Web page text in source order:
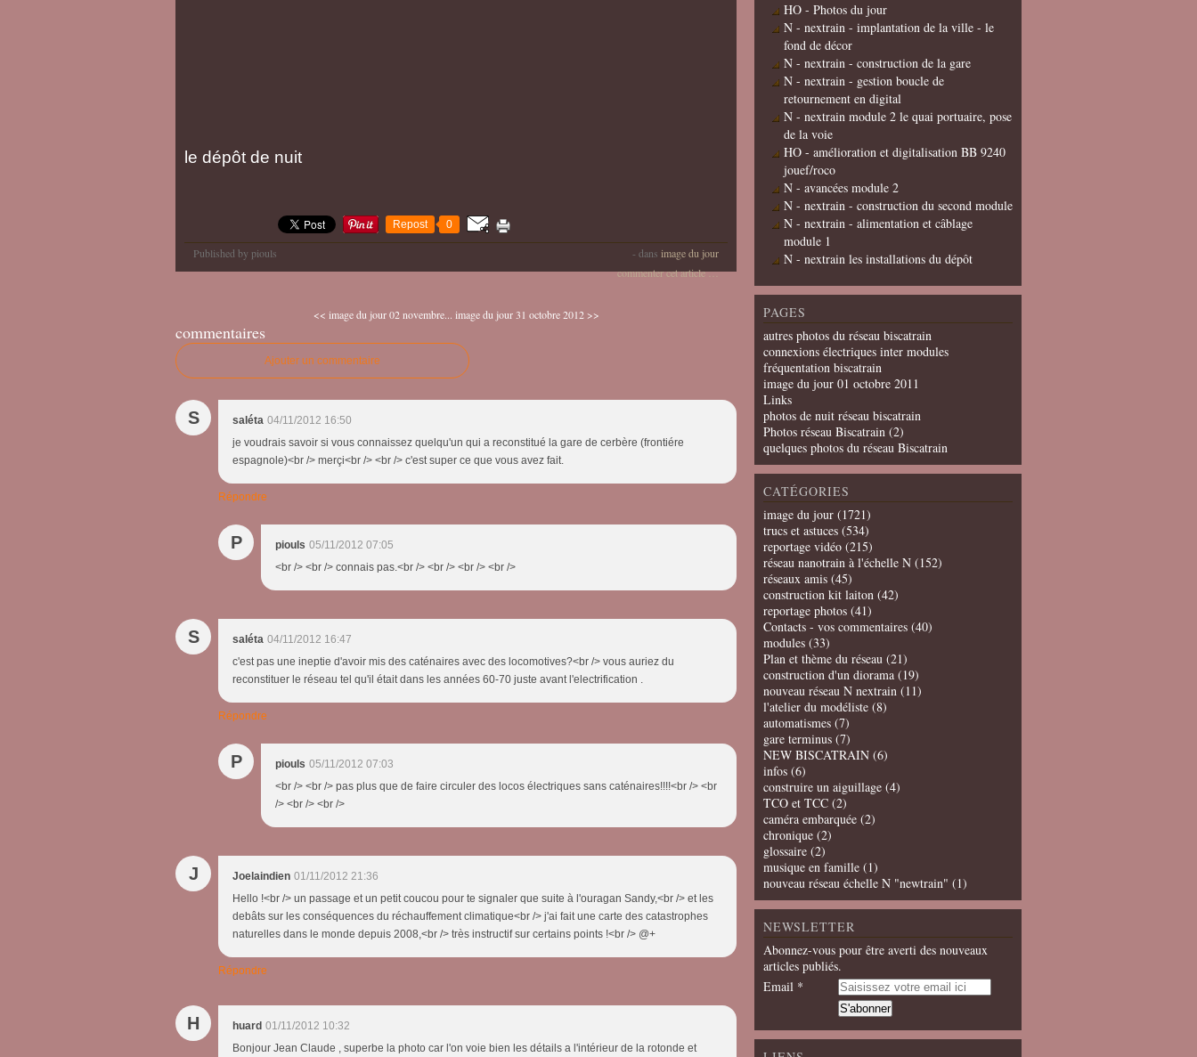
le dépôt de nuit
Repost 0
Published by piouls - dans image du jour
commenter cet article…
<< image du jour 02 novembre... image du jour 31 octobre 2012 >>
commentaires
Ajouter un commentaire
S saléta 04/11/2012 16:50
je voudrais savoir si vous connaissez quelqu'un qui a reconstitué la gare de cerbère (frontiére
espagnole)<br /> merçi<br /> <br /> c'est super ce que vous avez fait.
Répondre
P piouls 05/11/2012 07:05
<br /> <br /> connais pas.<br /> <br /> <br /> <br />
S saléta 04/11/2012 16:47
c'est pas une ineptie d'avoir mis des caténaires avec des locomotives?<br /> vous auriez du
reconstituer le réseau tel qu'il était dans les années 60-70 juste avant l'electrification .
Répondre
P piouls 05/11/2012 07:03
<br /> <br /> pas plus que de faire circuler des locos électriques sans caténaires!!!!<br /> <br
/> <br /> <br />
J Joelaindien 01/11/2012 21:36
Hello !<br /> un passage et un petit coucou pour te signaler que suite à l'ouragan Sandy,<br /> et les
debâts sur les conséquences du réchauffement climatique<br /> j'ai fait une carte des catastrophes
naturelles dans le monde depuis 2008,<br /> très instructif sur certains points !<br /> @+
Répondre
H huard 01/11/2012 10:32
Bonjour Jean Claude , superbe la photo car l'on voie bien les détails a l'intérieur de la rotonde et
HO - Photos du jour
N - nextrain - implantation de la ville - le
fond de décor
N - nextrain - construction de la gare
N - nextrain - gestion boucle de
retournement en digital
N - nextrain module 2 le quai portuaire, pose
de la voie
HO - amélioration et digitalisation BB 9240
jouef/roco
N - avancées module 2
N - nextrain - construction du second module
N - nextrain - alimentation et câblage
module 1
N - nextrain les installations du dépôt
PAGES
autres photos du réseau biscatrain
connexions électriques inter modules
fréquentation biscatrain
image du jour 01 octobre 2011
Links
photos de nuit réseau biscatrain
Photos réseau Biscatrain (2)
quelques photos du réseau Biscatrain
CATÉGORIES
image du jour (1721)
trucs et astuces (534)
reportage vidéo (215)
réseau nanotrain à l'échelle N (152)
réseaux amis (45)
construction kit laiton (42)
reportage photos (41)
Contacts - vos commentaires (40)
modules (33)
Plan et thème du réseau (21)
construction d'un diorama (19)
nouveau réseau N nextrain (11)
l'atelier du modéliste (8)
automatismes (7)
gare terminus (7)
NEW BISCATRAIN (6)
infos (6)
construire un aiguillage (4)
TCO et TCC (2)
caméra embarquée (2)
chronique (2)
glossaire (2)
musique en famille (1)
nouveau réseau échelle N "newtrain" (1)
NEWSLETTER
Abonnez-vous pour être averti des nouveaux
articles publiés.
Email